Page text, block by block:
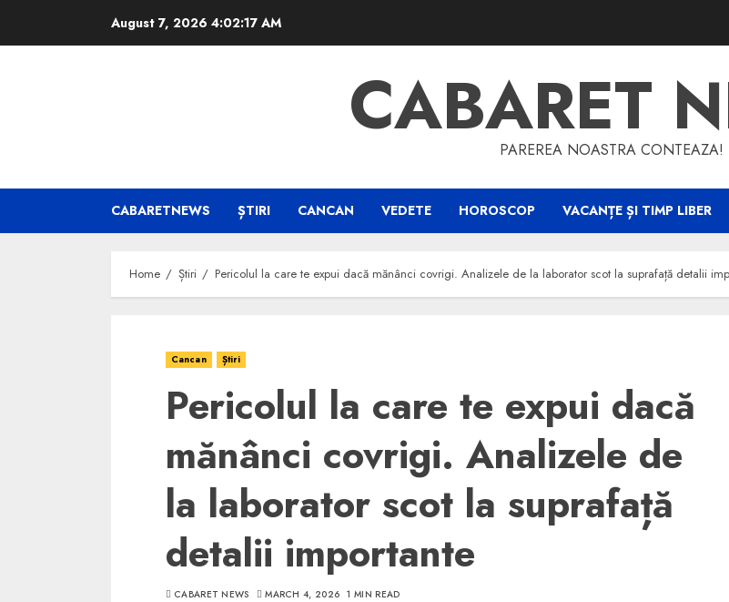
August 7, 2026 4:02:18 AM
CABARET
PAREREA NOASTRA CONTEAZA!
CABARETNEWS ȘTIRI CANCAN VEDETE HOROSCOP VACANȚE ȘI TIMP LIBER
Home Știri Pericolul la care te expui dacă mănânci covrigi. Analizele de la laborator scot la suprafață detalii
Cancan Știri
Pericolul la care te expui dacă
mănânci covrigi. Analizele de
la laborator scot la suprafață
detalii importante
CABARET NEWS MARCH 4, 2026 1 MIN READ